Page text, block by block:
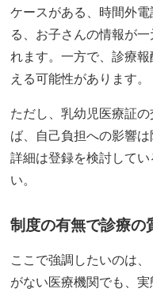
ケースがある、時間外
る、お子さんの情報が
れます。一方で、診療
える可能性があります。
ただし、乳幼児医療証
ば、自己負担への影響は
詳細は登録を検討して
い。
制度の有無で診療の
ここで強調したいのは
がない医療機関でも、